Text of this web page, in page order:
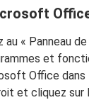
« Panneau
et
Office
et cliquez sur